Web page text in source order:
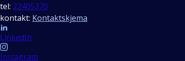
tel: 22405370
kontakt: Kontaktskjema
Follow us
LinkedIn
Instagram